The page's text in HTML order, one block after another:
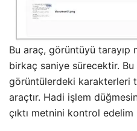
Bu araç, görüntüyü tarayıp
birkaç saniye sürecektir. Bu
görüntülerdeki karakterleri
araçtır. Hadi işlem
çıktı metnini kontrol edelim